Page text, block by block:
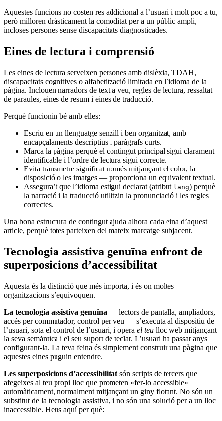
Aquestes funcions no costen res addicional a l’usuari i molt poc a tu,
però milloren dràsticament la comoditat per a un públic ampli,
incloses persones sense discapacitats diagnosticades.
Eines de lectura i comprensió
Les eines de lectura serveixen persones amb dislèxia, TDAH,
discapacitats cognitives o alfabetització limitada en l’idioma de la
pàgina. Inclouen narradors de text a veu, regles de lectura, ressaltat
de paraules, eines de resum i eines de traducció.
Perquè funcionin bé amb elles:
Escriu en un llenguatge senzill i ben organitzat, amb
encapçalaments descriptius i paràgrafs curts.
Marca la pàgina perquè el contingut principal sigui clarament
identificable i l’ordre de lectura sigui correcte.
Evita transmetre significat només mitjançant el color, la
disposició o les imatges — proporciona un equivalent textual.
Assegura’t que l’idioma estigui declarat (atribut lang) perquè
la narració i la traducció utilitzin la pronunciació i les regles
correctes.
Una bona estructura de contingut ajuda alhora cada eina d’aquest
article, perquè totes parteixen del mateix marcatge subjacent.
Tecnologia assistiva genuïna enfront de
superposicions d’accessibilitat
Aquesta és la distinció que més importa, i és on moltes
organitzacions s’equivoquen.
La tecnologia assistiva genuïna — lectors de pantalla, ampliadors,
accés per commutador, control per veu — s’executa al dispositiu de
l’usuari, sota el control de l’usuari, i opera el teu lloc web mitjançant
la seva semàntica i el seu suport de teclat. L’usuari ha passat anys
configurant-la. La teva feina és simplement construir una pàgina que
aquestes eines puguin entendre.
Les superposicions d’accessibilitat són scripts de tercers que
afegeixes al teu propi lloc que prometen «fer-lo accessible»
automàticament, normalment mitjançant un giny flotant. No són un
substitut de la tecnologia assistiva, i no són una solució per a un lloc
inaccessible. Heus aquí per què: